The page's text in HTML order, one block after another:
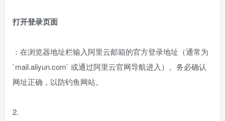
打开登录页面
：在浏览器地址栏输入阿里云邮箱的官方登录地址（通常为
`mail.aliyun.com` 或通过阿里云官网导航进入）。务必确认
网址正确，以防钓鱼网站。
2.